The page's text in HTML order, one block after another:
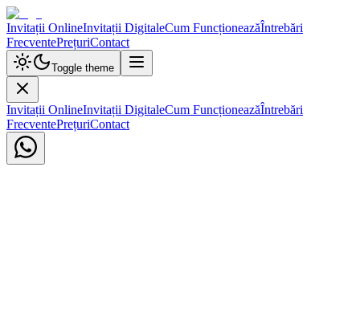
Invitații OnlineInvitații DigitaleCum FuncționeazăÎntrebări
FrecventePrețuriContact
Toggle theme
Invitații OnlineInvitații DigitaleCum FuncționeazăÎntrebări
FrecventePrețuriContact